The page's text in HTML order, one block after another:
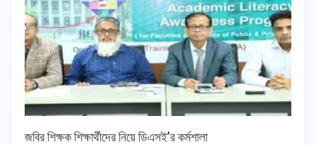
জবির শিক্ষক শিক্ষার্থীদের নিয়ে ডিএসই’র কর্মশালা